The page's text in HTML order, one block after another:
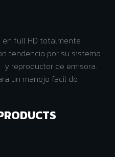
en full HD totalmente
tendencia por su sistema
y reproductor de emisora.
un manejo facil de